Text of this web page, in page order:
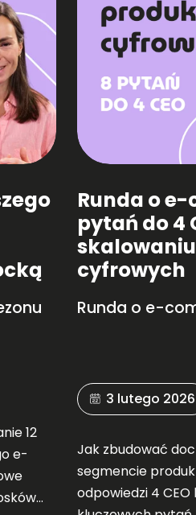
12
e-
Runda o
pytań do 4
cyfrowych
Runda o e-
3 lutego 2026
Jak zbudować
segmencie
odpowiedzi 4